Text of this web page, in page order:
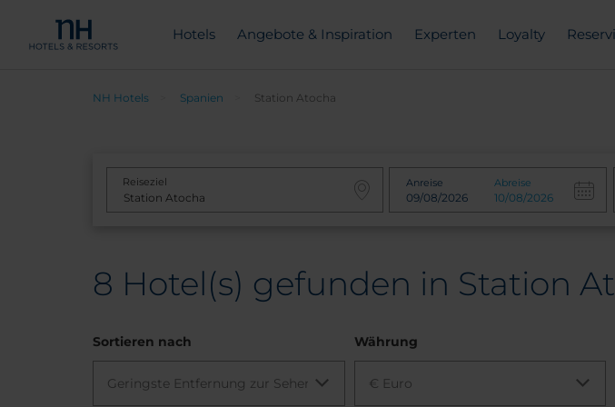
Hotels Angebote & Inspiration Experten Loyalty
NH Hotels Spanien Station Atocha
Reiseziel Anreise Abreise
8 Hotel(s) gefunden in Station
Sortieren nach
Geringste Entfernung zur Sehenswürdigkeit
Währung
€ Euro